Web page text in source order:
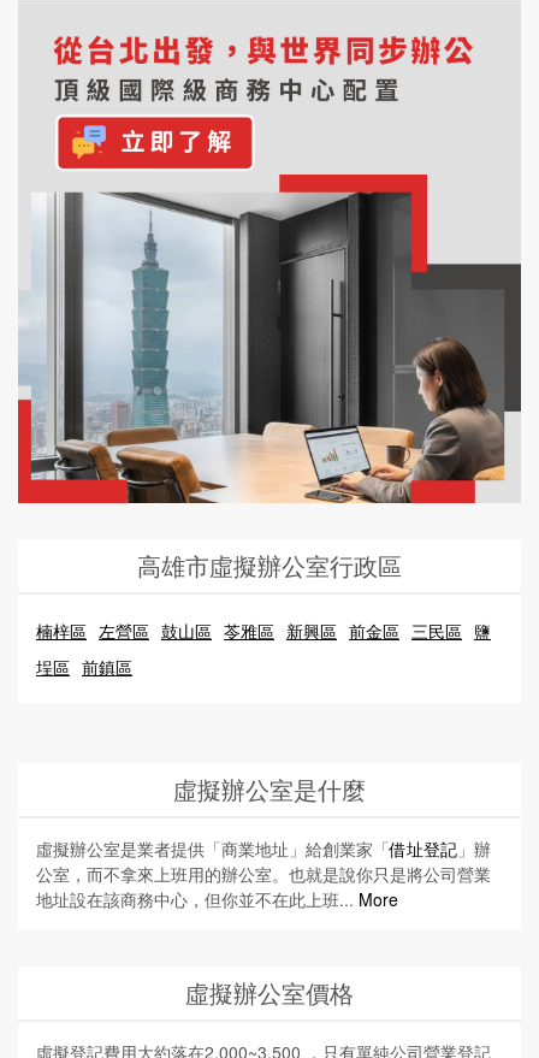
高雄市虛擬辦公室行政區
楠梓區 左營區 鼓山區 苓雅區 新興區 前金區 三民區 鹽
埕區 前鎮區
虛擬辦公室是什麼
虛擬辦公室是業者提供「商業地址」給創業家「借址登記 」辦
公室，而不拿來上班用的辦公室。也就是說你只是將公司營業
地址設在該商務中心，但你並不在此上班... More
虛擬辦公室價格
虛擬登記費用大約落在2,000~3,500 ，只有單純公司營業登記